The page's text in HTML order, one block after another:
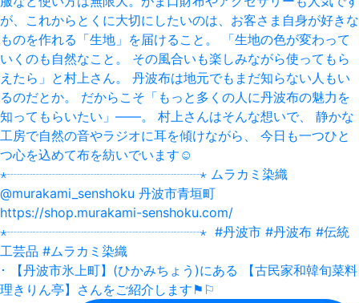
･ 【丹波市氷上町】(ひかみちょう)にある 【古民家和韓旬菜料
理きりん亭】さんをご紹介します⚑⚐